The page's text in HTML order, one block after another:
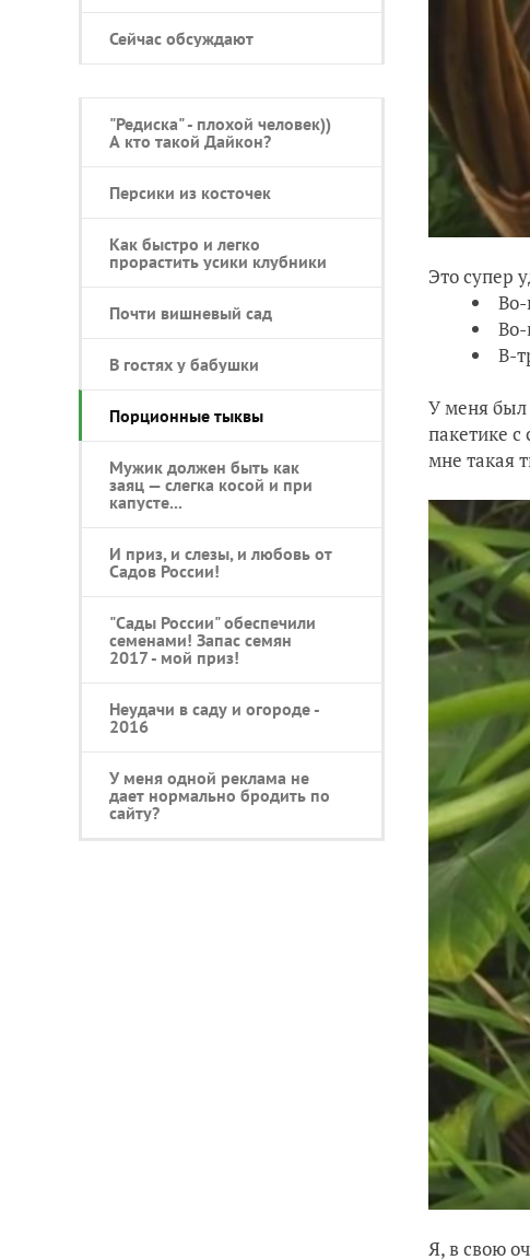
Сейчас обсуждают
"Редиска" - плохой человек))
А кто такой Дайкон?
Персики из косточек
Как быстро и легко
прорастить усики клубники
Почти вишневый сад
В гостях у бабушки
Порционные тыквы
Мужик должен быть как
заяц — слегка косой и при
капусте...
И приз, и слезы, и любовь от
Садов России!
"Сады России" обеспечили
семенами! Запас семян
2017 - мой приз!
Неудачи в саду и огороде -
2016
У меня одной реклама не
дает нормально бродить по
сайту?
Это супер
Во-
Во-
В-
У меня был
пакетике
мне такая
Я, в свою